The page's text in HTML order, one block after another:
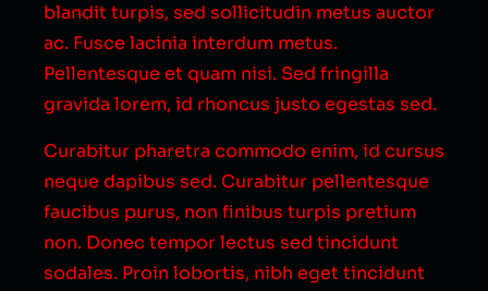
blandit turpis, sed sollicitudin metus auctor
ac. Fusce lacinia interdum metus.
Pellentesque et quam nisi. Sed fringilla
gravida lorem, id rhoncus justo egestas sed.
Curabitur pharetra commodo enim, id cursus
neque dapibus sed. Curabitur pellentesque
faucibus purus, non finibus turpis pretium
non. Donec tempor lectus sed tincidunt
sodales. Proin lobortis, nibh eget tincidunt